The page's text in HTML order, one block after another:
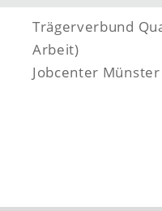
Trägerverbund
Arbeit)
Jobcenter Münster